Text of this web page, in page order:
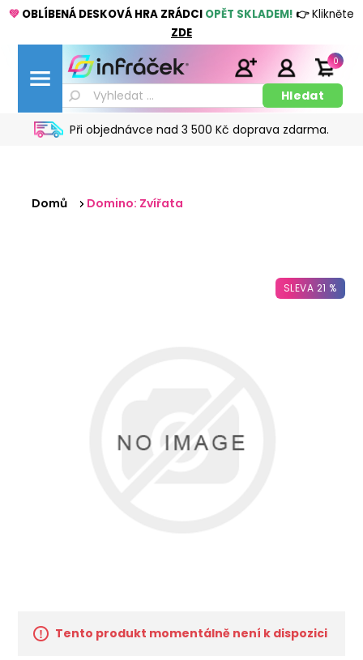
💚 OBLÍBENÁ DESKOVÁ HRA ZRÁDCI OPĚT SKLADEM! 👉Klikněte
ZDE
Při objednávce nad 3 500 Kč doprava zdarma.
0
Domů Domino: Zvířata
SLEVA 21 %
Tento produkt momentálně není k dispozici